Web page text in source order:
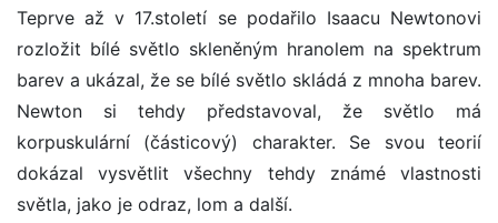
Teprve až v 17.století se podařilo Isaacu Newtonovi
rozložit bílé světlo skleněným hranolem na spektrum
barev a ukázal, že se bílé světlo skládá z mnoha barev.
Newton si tehdy představoval, že světlo má
korpuskulární (částicový) charakter. Se svou teorií
dokázal vysvětlit všechny tehdy známé vlastnosti
světla, jako je odraz, lom a další.